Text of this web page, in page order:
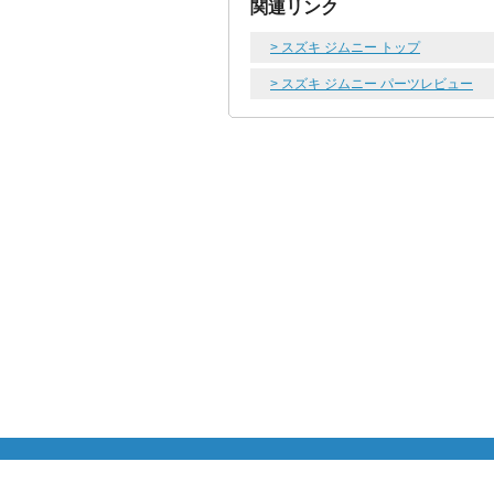
関連リンク
> スズキ ジムニー トップ
> スズキ ジムニー パーツレビュー